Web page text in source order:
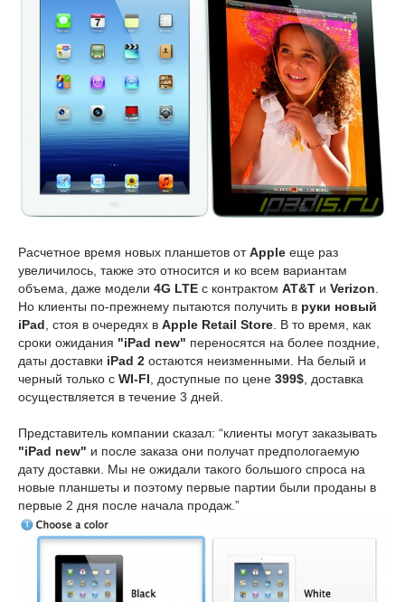
Расчетное время новых планшетов отApple еще раз
увеличилось, также это относится и ко всем вариантам
объема, даже модели 4G LTE с контрактом AT&T и Verizon
Но клиенты по-прежнему пытаются получить в руки новый
iPad , стоя в очередях в Apple Retail Store . В то время, как
сроки ожидания "iPad new" переносятся на более поздние,
даты доставки iPad 2 остаются неизменными. На белый и
черный только с WI-FI , доступные по цене 399$ , доставка
осуществляется в течение 3 дней.
Представитель компании сказал: “клиенты могут заказывать
"iPad new" и после заказа они получат предпологаемую
дату доставки. Мы не ожидали такого большого спроса на
новые планшеты и поэтому первые партии были проданы в
первые 2 дня после начала продаж.”